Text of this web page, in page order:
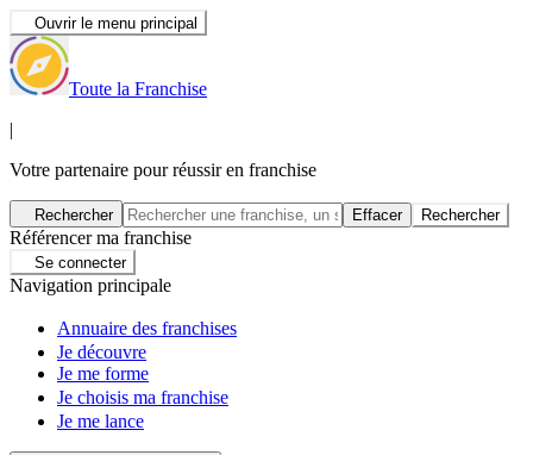
Ouvrir le menu principal
Toute la Franchise
|
Votre partenaire pour réussir en franchise
Rechercher Effacer Rechercher
Référencer ma franchise
Se connecter
Navigation principale
Annuaire des franchises
Je découvre
Je me forme
Je choisis ma franchise
Je me lance